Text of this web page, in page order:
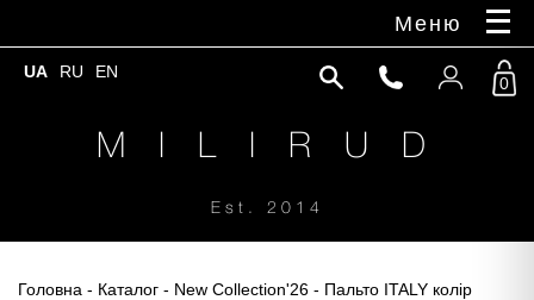
Меню
UA RU EN
M I L I R U D
Est. 2014
0
Головна - Каталог - New Collection'26 - Пальто ITALY колір